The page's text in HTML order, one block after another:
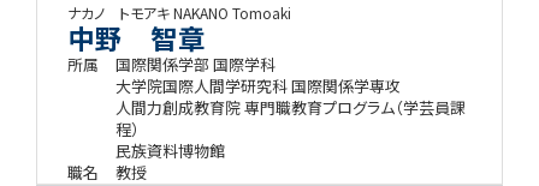
ナカノ トモアキNAKANO Tomoaki
中野 智章
所属
国際関係学部 国際学科
大学院国際人間学研究科 国際関係学専攻
人間力創成教育院 専門職教育プログラム（学芸員課
程）
民族資料博物館
職名
教授